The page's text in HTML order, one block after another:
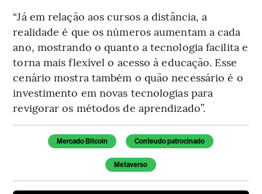
“Já em relação aos cursos a distância, a
realidade é que os números aumentam a cada
ano, mostrando o quanto a tecnologia facilita e
torna mais flexível o acesso à educação. Esse
cenário mostra também o quão necessário é o
investimento em novas tecnologias para
revigorar os métodos de aprendizado”.
Temas deste artigo
Mercado Bitcoin Conteudo patrocinado
Metaverso